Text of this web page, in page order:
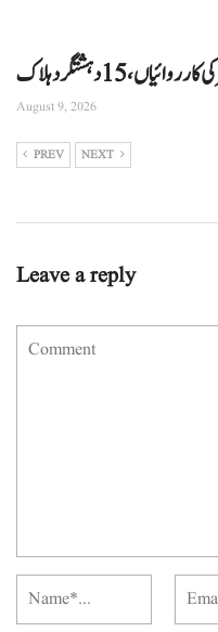
15 دہشتگرد ہلاک
August 9, 2026
PREV NEXT
Leave a reply